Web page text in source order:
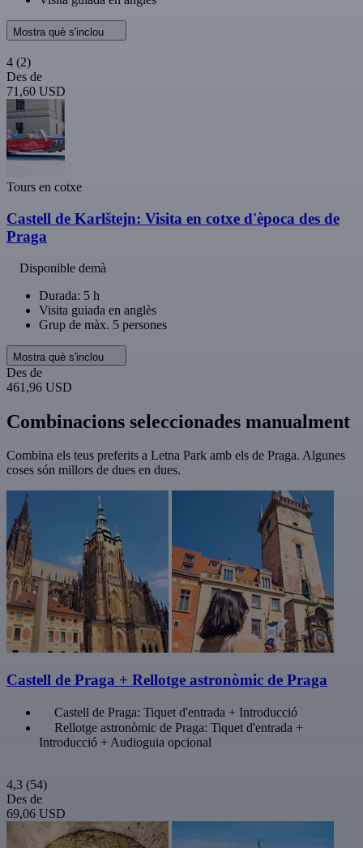
Mostra què s'inclou
4 (2)
Des de
71,60 USD
Tours en cotxe
Castell de Karlštejn: Visita en cotxe d'època des de
Praga
Disponible demà
Durada: 5 h
Visita guiada en anglès
Grup de màx. 5 persones
Mostra què s'inclou
Des de
461,96 USD
Combinacions seleccionades manualment
Combina els teus preferits a Letna Park amb els de Praga. Algunes
coses són millors de dues en dues.
Castell de Praga + Rellotge astronòmic de Praga
Castell de Praga: Tiquet d'entrada + Introducció
Rellotge astronòmic de Praga: Tiquet d'entrada +
Introducció + Audioguia opcional
4,3 (54)
Des de
69,06 USD